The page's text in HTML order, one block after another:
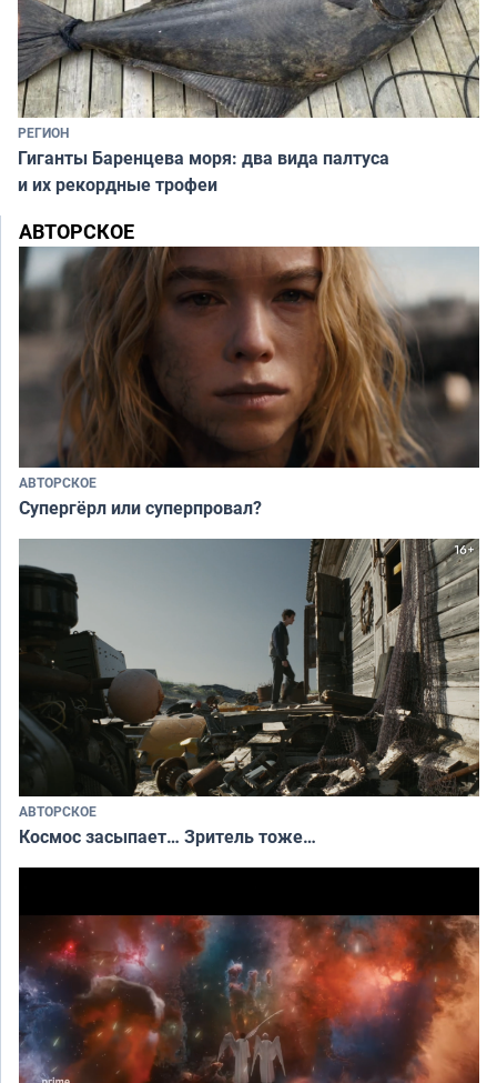
РЕГИОН
Гиганты Баренцева моря: два вида палтуса
и их рекордные трофеи
АВТОРСКОЕ
АВТОРСКОЕ
Супергёрл или суперпровал?
АВТОРСКОЕ
Космос засыпает… Зритель тоже…